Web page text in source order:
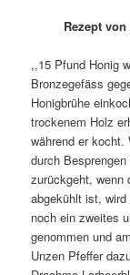
Rezept
,,15 Pfund Honig
Bronzegefäss
Honigbrühe
trockenem Holz
während er kocht.
durch
zurückgeht, wenn
abgekühlt ist,
noch ein zweites
genommen und
Unzen Pfeffer